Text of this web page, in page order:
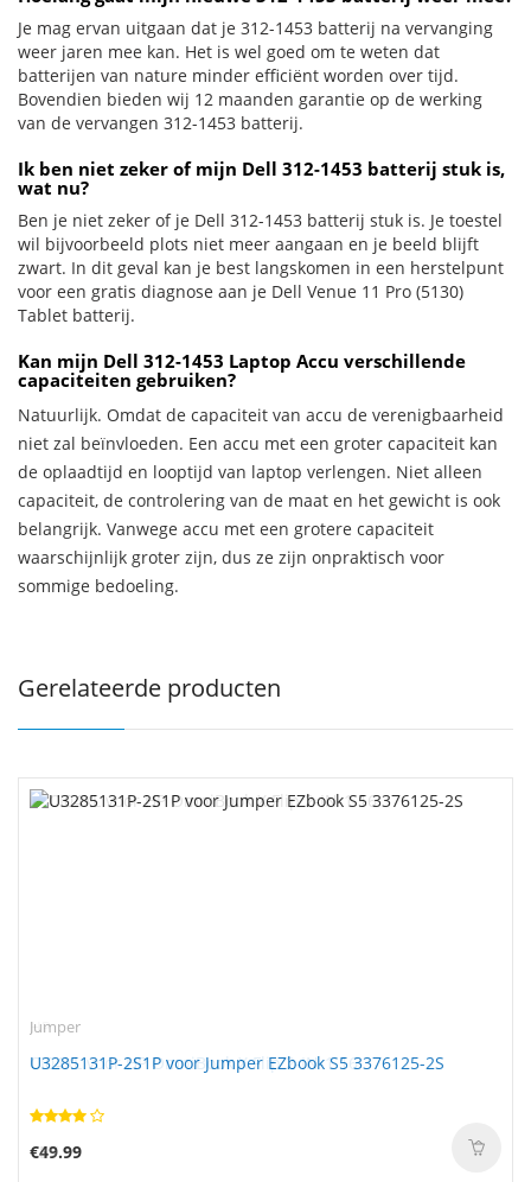
Je mag ervan uitgaan dat je 312-1453 batterij na vervanging
weer jaren mee kan. Het is wel goed om te weten dat
batterijen van nature minder efficiënt worden over tijd.
Bovendien bieden wij 12 maanden garantie op de werking
van de vervangen 312-1453 batterij.
Ik ben niet zeker of mijn Dell 312-1453 batterij stuk is,
wat nu?
Ben je niet zeker of je Dell 312-1453 batterij stuk is. Je toestel
wil bijvoorbeeld plots niet meer aangaan en je beeld blijft
zwart. In dit geval kan je best langskomen in een herstelpunt
voor een gratis diagnose aan je Dell Venue 11 Pro (5130)
Tablet batterij.
Kan mijn Dell 312-1453 Laptop Accu verschillende
capaciteiten gebruiken?
Natuurlijk. Omdat de capaciteit van accu de verenigbaarheid
niet zal beïnvloeden. Een accu met een groter capaciteit kan
de oplaadtijd en looptijd van laptop verlengen. Niet alleen
capaciteit, de controlering van de maat en het gewicht is ook
belangrijk. Vanwege accu met een grotere capaciteit
waarschijnlijk groter zijn, dus ze zijn onpraktisch voor
sommige bedoeling.
Gerelateerde producten
Jumper
U3285131P-2S1P voor Jumper EZbook S5 3376125-2S
€49.99